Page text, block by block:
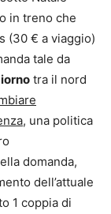
in treno che
(30 € a viaggio)
tale da
tra il nord
, una politica
domanda,
dell’attuale
1 coppia di